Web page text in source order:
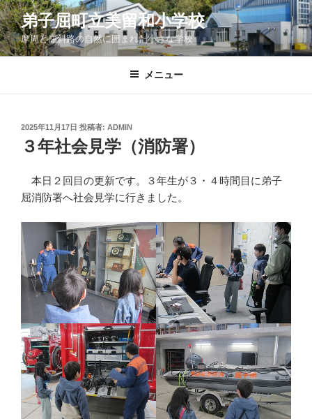
コ
ン
テ
ン
弟子屈町立美留和小学校
摩周と屈斜路の自然に囲まれた小さな学校
メニュー
投
稿
日:
2025年11月17日 投稿者: ADMIN
３年社会見学（消防署）
本日２回目の更新です。３年生が３・４時間目に弟子
屈消防署へ社会見学に行きました。